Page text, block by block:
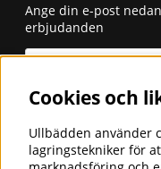
Ange din e-post
erbjudanden
ULLBÄDDEN -
Ullbädden AB är ett
Cookies och
Ullbädden använder
lagringstekniker för